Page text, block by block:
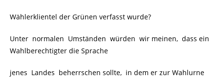
Wählerklientel der Grünen verfasst wurde?
Unter normalen Umständen würden wir meinen, dass ein
Wahlberechtigter die Sprache
jenes Landes beherrschen sollte, in dem er zur Wahlurne